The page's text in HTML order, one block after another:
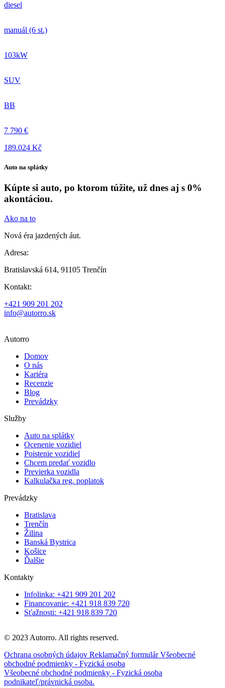
diesel
manuál (6 st.)
103kW
SUV
BB
7 790 €
189.024 Kč
Auto na splátky
Kúpte si auto, po ktorom túžite, už dnes aj s 0%
akontáciou.
Ako na to
Nová éra jazdených áut.
Adresa:
Bratislavská 614, 91105 Trenčín
Kontakt:
+421 909 201 202
info@autorro.sk
Autorro
Domov
O nás
Kariéra
Recenzie
Blog
Prevádzky
Služby
Auto na splátky
Ocenenie vozidiel
Poistenie vozidiel
Chcem predať vozidlo
Previerka vozidla
Kalkulačka reg. poplatok
Prevádzky
Bratislava
Trenčín
Žilina
Banská Bystrica
Košice
Ďalšie
Kontakty
Infolinka: +421 909 201 202
Financovanie: +421 918 839 720
Sťažnosti: +421 918 839 720
© 2023 Autorro. All rights reserved.
Ochrana osobných údajov Reklamačný formulárVšeobecné
obchodné podmienky - Fyzická osoba
Všeobecné obchodné podmienky - Fyzická osoba
podnikateľ/právnická osoba.